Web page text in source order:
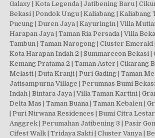
Galaxy | Kota Legenda | Jatibening Baru |
Bekasi | Pondok Ungu | Kaliabang | Kaliabang
Pucung | Duren Jaya | Kayuringin | Villa
Harapan Jaya | Taman Ria Persada | Villa
Tambun | Taman Narogong | Cluster Emerald
Kota Harapan Indah 2 | Summarecon Bekasi |
Kemang Pratama 2 | Taman Aster | Cikarang
Melasti | Duta Kranji | Puri Gading | Taman
Jatisampurna Village | Perumnas Bumi
Indah | Bintara Jaya | Villa Taman Kartini |
Delta Mas | Taman Buana | Taman Kebalen |
| Puri Nirwana Residences | Bumi Citra
Anggrek | Perumahan Jatibening 3 | Pasir
Cifest Walk | Tridaya Sakti | Cluster Vanya |